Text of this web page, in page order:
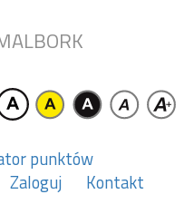
punktów
Zaloguj Kontakt